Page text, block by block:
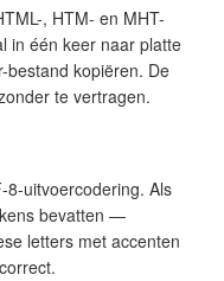
, HTM- en MHT-
in één keer naar platte
bestand kopiëren. De
te vertragen.
8-uitvoercodering. Als
bevatten —
letters met accenten